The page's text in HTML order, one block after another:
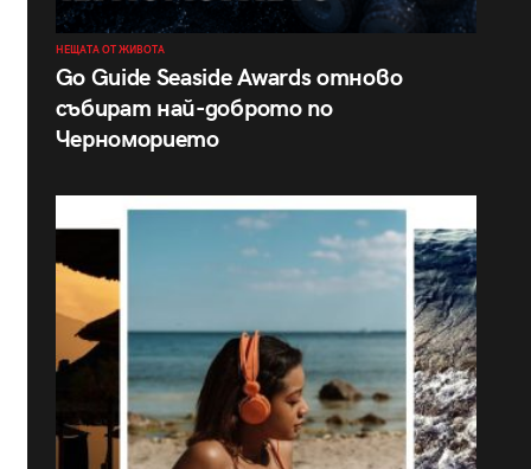
НЕЩАТА ОТ ЖИВОТА
Go Guide Seaside Awards отново
събират най-доброто по
Черноморието